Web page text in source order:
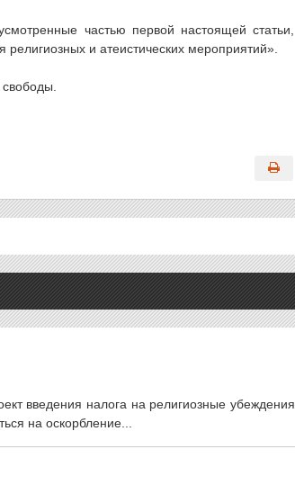
частью первой настоящей статьи,
и атеистических мероприятий».
введения налога на религиозные убеждения.
на оскорбление...